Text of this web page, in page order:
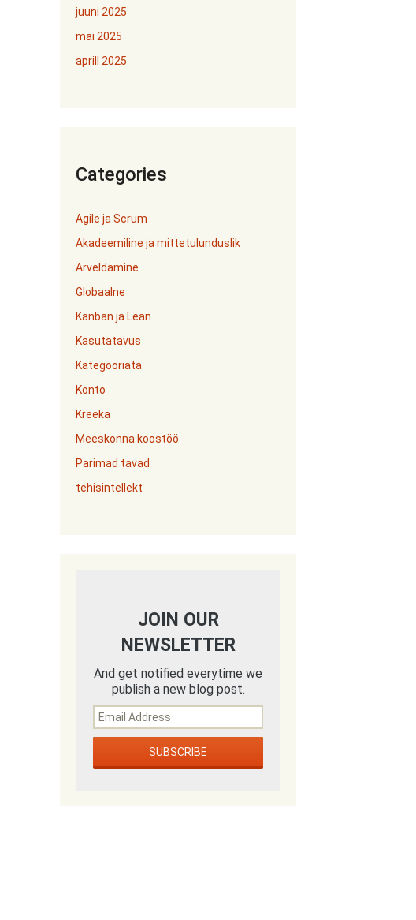
juuni 2025
mai 2025
aprill 2025
Categories
Agile ja Scrum
Akadeemiline ja mittetulunduslik
Arveldamine
Globaalne
Kanban ja Lean
Kasutatavus
Kategooriata
Konto
Kreeka
Meeskonna koostöö
Parimad tavad
tehisintellekt
JOIN OUR
NEWSLETTER
And get notified everytime we
publish a new blog post.